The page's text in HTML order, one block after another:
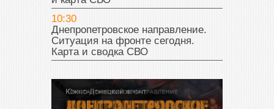
10:30
Днепропетровское направление.
Ситуация на фронте сегодня.
Карта и сводка СВО